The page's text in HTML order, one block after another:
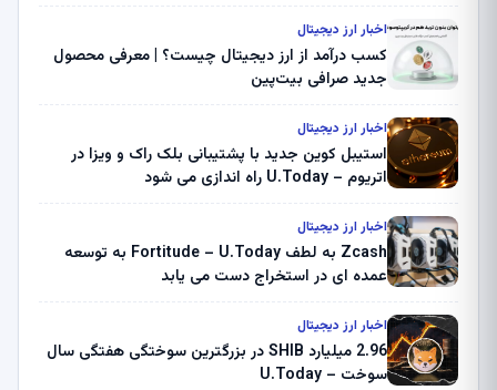
اخبار ارز دیجیتال
کسب درآمد از ارز دیجیتال چیست؟ | معرفی محصول
جدید صرافی بیت‌پین
اخبار ارز دیجیتال
استیبل کوین جدید با پشتیبانی بلک راک و ویزا در
اتریوم – U.Today راه اندازی می شود
اخبار ارز دیجیتال
Zcash به لطف Fortitude – U.Today به توسعه
عمده ای در استخراج دست می یابد
اخبار ارز دیجیتال
2.96 میلیارد SHIB در بزرگترین سوختگی هفتگی سال
سوخت – U.Today